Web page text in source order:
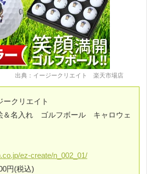
出典：イージークリエイト 楽天市場店
ークリエイト
＆名入れ ゴルフボール キャロウェ
ez-create/n_002_01/
円(税込)